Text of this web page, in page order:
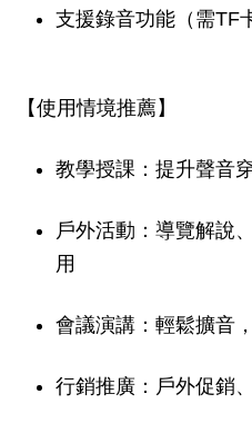
支援錄音功能（需TF
【使用情境推薦】
教學授課：提升聲音
戶外活動：導覽解說
用
會議演講：輕鬆擴音
行銷推廣：戶外促銷